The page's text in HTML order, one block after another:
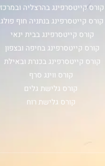
קורס קייטסרפינג בהרצליה ובמרכז
קורס קייטסרפינג בנתניה חוף פולג
קורס קייטסרפינג בבית ינאי
קורס קייטסרפינג בחיפה ובצפון
קורס קייטסרפינג בכנרת ובאילת
קורס ווינג סרף
קורס גלישת גלים
קורס גלישת רוח